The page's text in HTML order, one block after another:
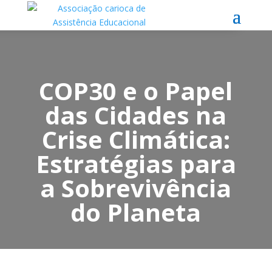
COP30 e o Papel
das Cidades na
Crise Climática:
Estratégias para
a Sobrevivência
do Planeta